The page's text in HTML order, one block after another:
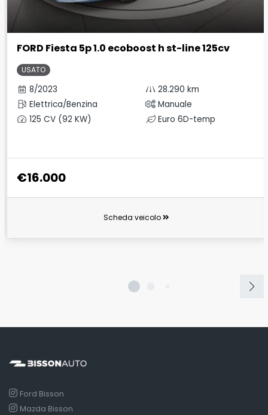
FORD Fiesta 5p 1.0 ecoboost h st-line 125cv
USATO
8/2023
28.290 km
Elettrica/Benzina
Manuale
125 CV (92 KW)
Euro 6D-temp
€16.000
Scheda veicolo
Ford Bisson
Mazda Bisson